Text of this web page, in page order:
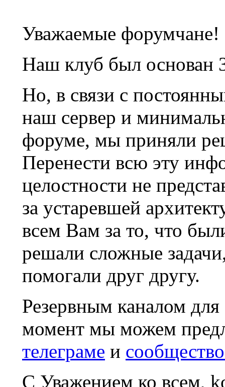
Уважаемые форумчане!
Наш клуб был основан
Но, в связи с
наш сервер и
форуме, мы приняли
Перенести всю эту
целостности не
за устаревшей
всем Вам за то, что
решали сложные
помогали друг другу.
Резервным каналом
момент мы можем
телеграме и
С Уважением ко всем,